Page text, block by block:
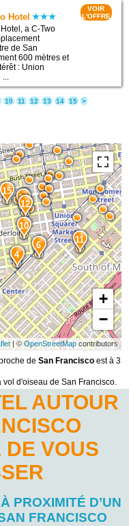
Hotel
a C-Two
de San
600 mètres et
: Union
...
VOIR
L'OFFRE
10 11 12 13 14 15 >
15
14
12
11
10
6
4
+
−
| ©OpenStreetMapcontributors
deSan Francisco est à 3
d'oiseau de San Francisco.
AUTOUR
VOUS
PROXIMITÉ D’UN
FRANCISCO